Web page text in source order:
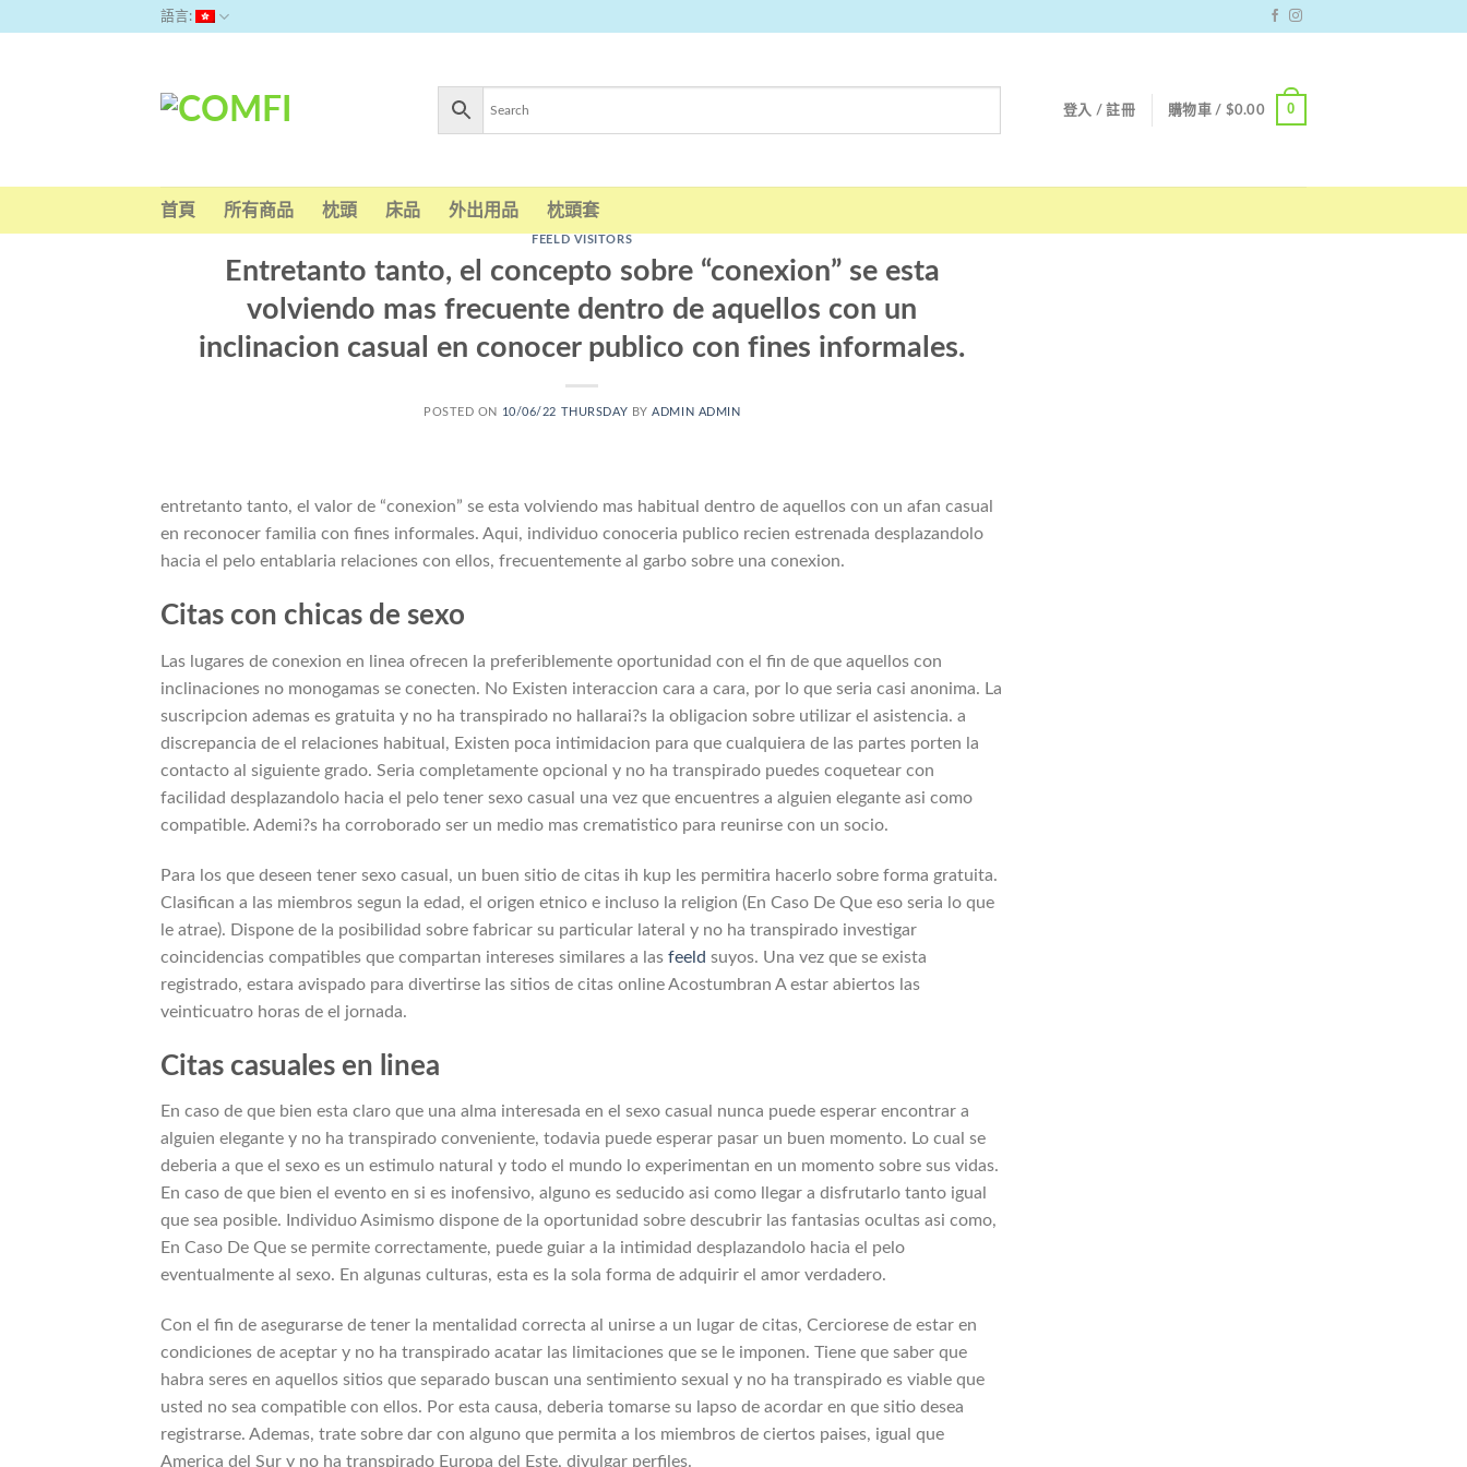
語言:
登入 / 註冊 購物車 / $0.00 0
首頁 所有商品 枕頭 床品 外出用品 枕頭套
FEELD VISITORS
Entretanto tanto, el concepto sobre “conexion” se esta
volviendo mas frecuente dentro de aquellos con un
inclinacion casual en conocer publico con fines informales.
POSTED ON 10/06/22 THURSDAY BYADMIN ADMIN
entretanto tanto, el valor de “conexion” se esta volviendo mas habitual dentro de aquellos con un afan casual
en reconocer familia con fines informales. Aqui, individuo conoceria publico recien estrenada desplazandolo
hacia el pelo entablaria relaciones con ellos, frecuentemente al garbo sobre una conexion.
Citas con chicas de sexo
Las lugares de conexion en linea ofrecen la preferiblemente oportunidad con el fin de que aquellos con
inclinaciones no monogamas se conecten. No Existen interaccion cara a cara, por lo que seri­a casi anonima. La
suscripcion ademas es gratuita y no ha transpirado no hallarai?s la obligacion sobre utilizar el asistencia. a
discrepancia de el relaciones habitual, Existen poca intimidacion para que cualquiera de las partes porten la
contacto al siguiente grado. Seri­a completamente opcional y no ha transpirado puedes coquetear con
facilidad desplazandolo hacia el pelo tener sexo casual una vez que encuentres a alguien elegante asi­ como
compatible. Ademi?s ha corroborado ser un medio mas crematistico para reunirse con un socio.
Para los que deseen tener sexo casual, un buen sitio de citas ih kup les permitira hacerlo sobre forma gratuita.
Clasifican a las miembros segun la edad, el origen etnico e incluso la religion (En Caso De Que eso seri­a lo que
le atrae). Dispone de la posibilidad sobre fabricar su particular lateral y no ha transpirado investigar
coincidencias compatibles que compartan intereses similares a las feeld suyos. Una vez que se exista
registrado, estara avispado para divertirse las sitios de citas online Acostumbran A estar abiertos las
veinticuatro horas de el jornada.
Citas casuales en linea
En caso de que bien esta claro que una alma interesada en el sexo casual nunca puede esperar encontrar a
alguien elegante y no ha transpirado conveniente, todavia puede esperar pasar un buen momento. Lo cual se
deberia a que el sexo es un estimulo natural y todo el mundo lo experimentan en un momento sobre sus vidas.
En caso de que bien el evento en si es inofensivo, alguno es seducido asi­ como llegar a disfrutarlo tanto igual
que sea posible. Individuo Asimismo dispone de la oportunidad sobre descubrir las fantasias ocultas asi­ como,
En Caso De Que se permite correctamente, puede guiar a la intimidad desplazandolo hacia el pelo
eventualmente al sexo. En algunas culturas, esta es la sola forma de adquirir el amor verdadero.
Con el fin de asegurarse de tener la mentalidad correcta al unirse a un lugar de citas, Cerciorese de estar en
condiciones de aceptar y no ha transpirado acatar las limitaciones que se le imponen. Tiene que saber que
habra seres en aquellos sitios que separado buscan una sentimiento sexual y no ha transpirado es viable que
usted no sea compatible con ellos. Por esta causa, deberia tomarse su lapso de acordar en que sitio desea
registrarse. Ademas, trate sobre dar con alguno que permita a los miembros de ciertos paises, igual que
America del Sur y no ha transpirado Europa del Este, divulgar perfiles.